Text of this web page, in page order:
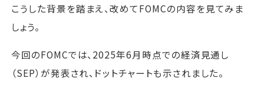
こうした背景を踏まえ、改めてFOMCの内容を見てみま
しょう。
今回のFOMCでは、2025年6月時点での経済見通し
（SEP）が発表され、ドットチャートも示されました。